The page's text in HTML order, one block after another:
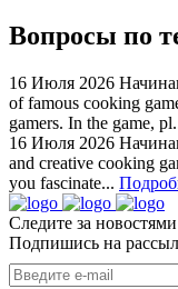
cheap
https://
hilarity
exceptional
method.
with
the
best
prices.
Вопросы по
16 Июля 2026
of famous cooking
gamers. In the game,
16 Июля 2026
and creative cooking
you fascinate...
Следите за новостями
Подпишись на